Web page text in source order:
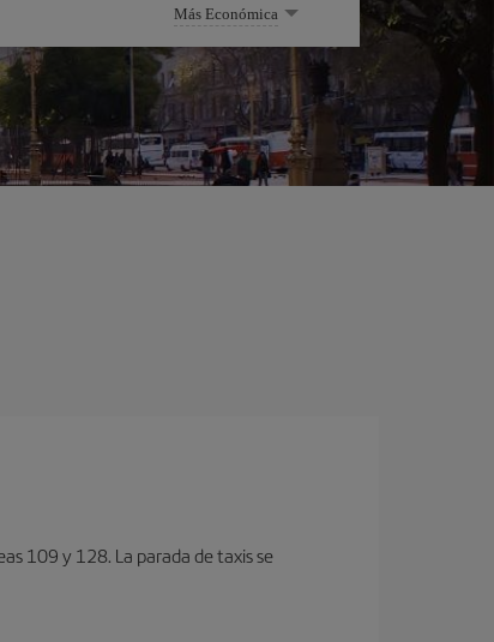
Más Económica
109 y 128. La parada de taxis se